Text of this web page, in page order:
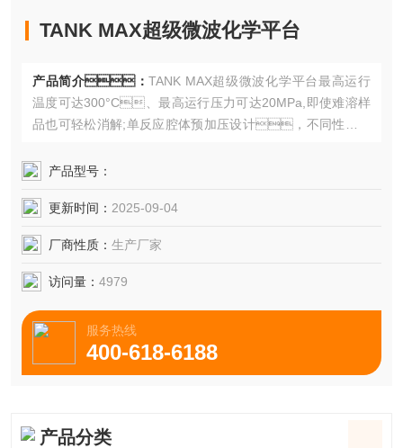
TANK MAX超级微波化学平台
产品简介： TANK MAX超级微波化学平台最高运行
温度可达300°C、最高运行压力可达20MPa,即使难溶样
品也可轻松消解;单反应腔体预加压设计，不同性质样
验皆可应对自如。
产品型号：
更新时间： 2025-09-04
厂商性质： 生产厂家
访问量： 4979
服务热线
400-618-6188
产品分类